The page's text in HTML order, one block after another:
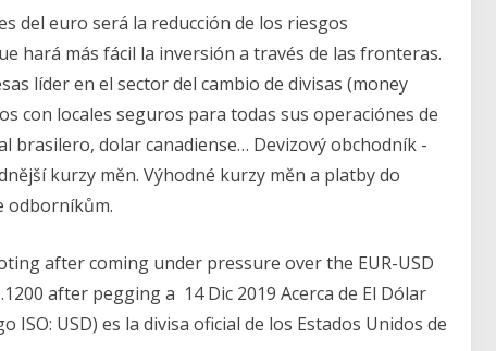
del euro será la reducción de los riesgos
hará más fácil la inversión a través de las fronteras.
líder en el sector del cambio de divisas (money
con locales seguros para todas sus operaciónes de
brasilero, dolar canadiense… Devizový obchodník -
kurzy měn. Výhodné kurzy měn a platby do
odborníkům.
after coming under pressure over the EUR-USD
after pegging a 14 Dic 2019 Acerca de El Dólar
ISO: USD) es la divisa oficial de los Estados Unidos de